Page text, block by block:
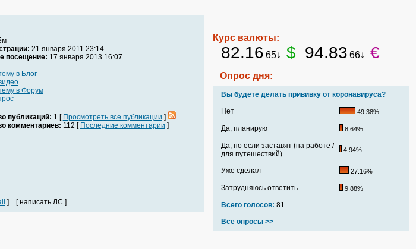
21 января 2011 23:14
посещение: 17 января 2013 16:07
в Блог
в Форум
публикаций: 1 [ Просмотреть все публикации ]
комментариев: 112 [ Последние комментарии ]
] [ написать ЛС ]
Курс валюты:
82.16 65↓ $ 94.83 66↓ €
Опрос дня:
Вы будете делать прививку от коронавируса?
Нет
49.38%
Да, планирую 8.64%
Да, но если заставят (на работе /
для путешествий)
4.94%
Уже сделал 27.16%
Затрудняюсь ответить 9.88%
Всего голосов: 81
Все опросы >>